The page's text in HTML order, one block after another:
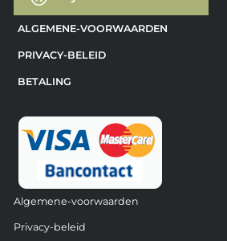
ALGEMENE-VOORWAARDEN
PRIVACY-BELEID
BETALING
Algemene-voorwaarden
Privacy-beleid